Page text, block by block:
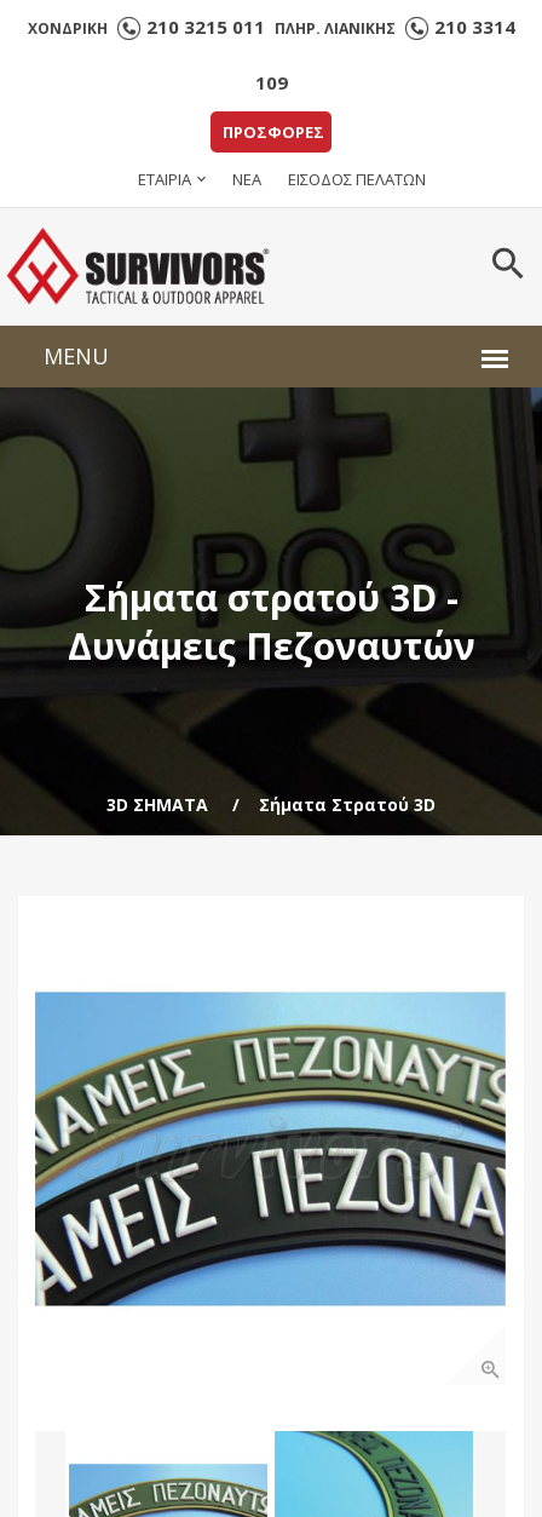
ΧΟΝΔΡΙΚΗ 210 3215 011 ΠΛΗΡ. ΛΙΑΝΙΚΗΣ 210 3314
109
ΠΡΟΣΦΟΡΕΣ
ΕΤΑΙΡΙΑ ΝΕΑ ΕΙΣΟΔΟΣ ΠΕΛΑΤΩΝ
Σήματα στρατού 3D -
Δυνάμεις Πεζοναυτών
3D ΣΗΜΑΤΑ Σήματα Στρατού 3D